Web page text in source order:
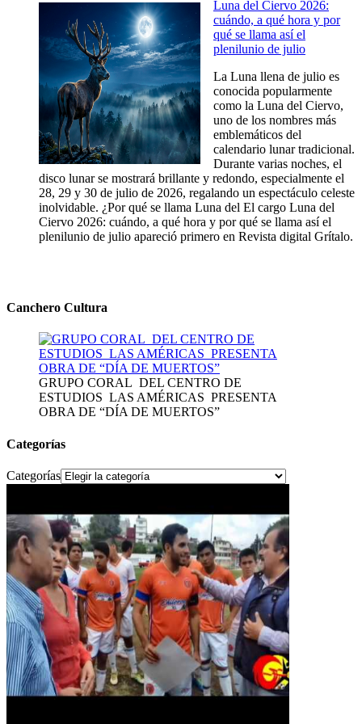
Luna del Ciervo 2026:
cuándo, a qué hora y por
qué se llama así el
plenilunio de julio
La Luna llena de julio es
conocida popularmente
como la Luna del Ciervo,
uno de los nombres más
emblemáticos del
calendario lunar tradicional.
Durante varias noches, el
disco lunar se mostrará brillante y redondo, especialmente el
28, 29 y 30 de julio de 2026, regalando un espectáculo celeste
inolvidable. ¿Por qué se llama Luna del El cargo Luna del
Ciervo 2026: cuándo, a qué hora y por qué se llama así el
plenilunio de julio apareció primero en Revista digital Grítalo.
Canchero Cultura
GRUPO CORAL DEL CENTRO DE
ESTUDIOS LAS AMÉRICAS PRESENTA
OBRA DE “DÍA DE MUERTOS”
Categorías
Categorías